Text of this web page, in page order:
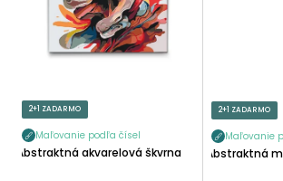
2+1 ZADARMO
Maľovanie podľa čísel
Abstraktná akvarelová škvrna
2+1 ZADARMO
Maľovanie
Abstraktná